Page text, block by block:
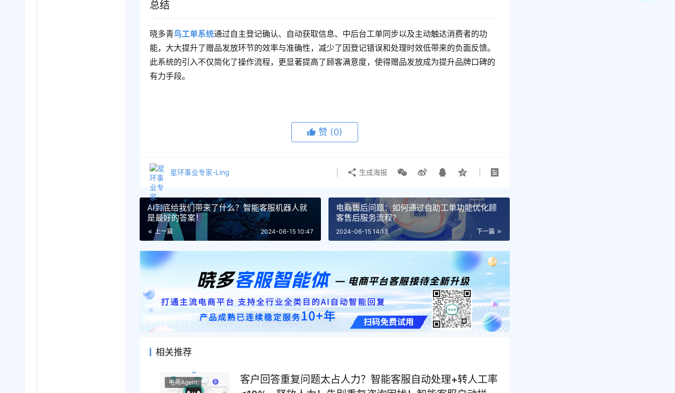
总结
晓多青鸟工单系统通过自主登记确认、自动获取信息、中后台工单同步以及主动触达消费者的功
能，大大提升了赠品发放环节的效率与准确性，减少了因登记错误和处理时效低带来的负面反馈。
此系统的引入不仅简化了操作流程，更显著提高了顾客满意度，使得赠品发放成为提升品牌口碑的
有力手段。
赞 (0)
星环事业专家-Ling 生成海报
AI到底给我们带来了什么？智能客服机器人就
是最好的答案！
上一篇 2024-06-15 10:47
电商售后问题：如何通过自助工单功能优化顾
客售后服务流程？
下一篇
2024-06-15 14:13
相关推荐
电商Agent
客户回答重复问题太占人力？智能客服自动处理+转人工率